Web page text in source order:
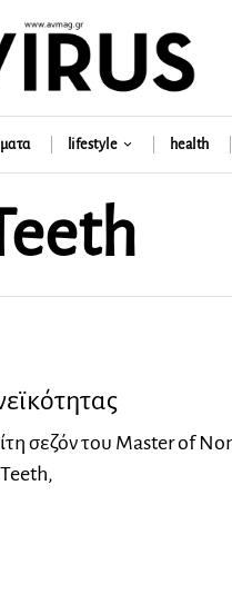
lifestyle health
σεζόν του Master of